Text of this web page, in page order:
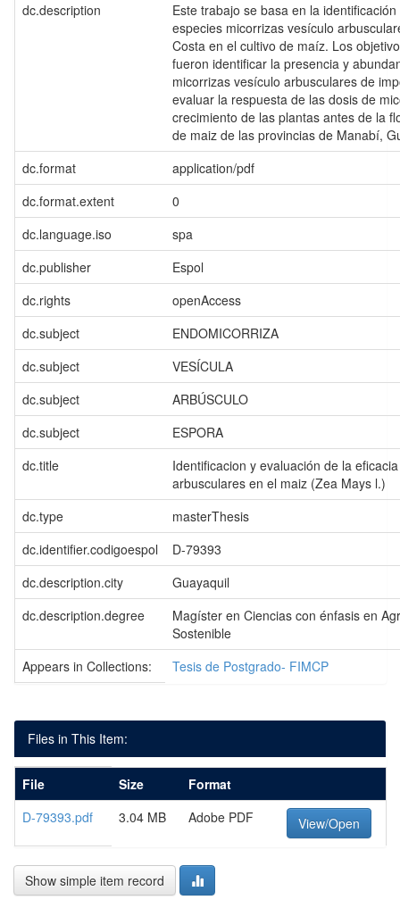
dc.description
Este trabajo se basa en la
especies micorrizas vesículo
Costa en el cultivo de maíz. Los
fueron identificar la presencia y
micorrizas vesículo arbusculares de
evaluar la respuesta de las dosis de
crecimiento de las plantas antes de la
de maiz de las provincias de Manabí,
dc.format
application/pdf
dc.format.extent
0
dc.language.iso
spa
dc.publisher
Espol
dc.rights
openAccess
dc.subject
ENDOMICORRIZA
dc.subject
VESÍCULA
dc.subject
ARBÚSCULO
dc.subject
ESPORA
dc.title
Identificacion y evaluación de la
arbusculares en el maiz (Zea Mays l.)
dc.type
masterThesis
dc.identifier.codigoespol
D-79393
dc.description.city
Guayaquil
dc.description.degree
Magíster en Ciencias con énfasis en
Sostenible
Appears in Collections:
Tesis de Postgrado- FIMCP
Files in This Item:
File Size
Format
D-79393.pdf
3.04 MB Adobe PDF View/Open
Show simple item record